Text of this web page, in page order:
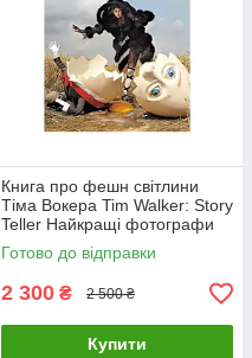
Книга про фешн світлини
Тіма Вокера Tim Walker: Story
Teller Найкращі фотографи
світу книги для фотографів
Готово до відправки
2 300 ₴ 2 500 ₴
Купити